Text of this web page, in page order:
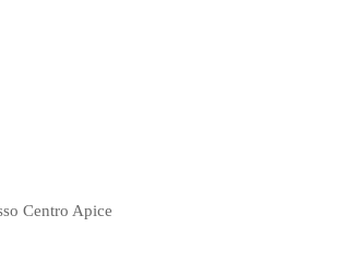
Centro Apice